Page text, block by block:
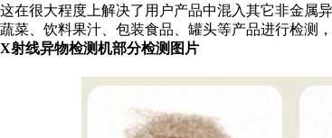
这在很大程度上解决了用户产品中混入其它非金属
蔬菜、饮料果汁、包装食品、罐头等产品进行检测
X射线异物检测机部分检测图片